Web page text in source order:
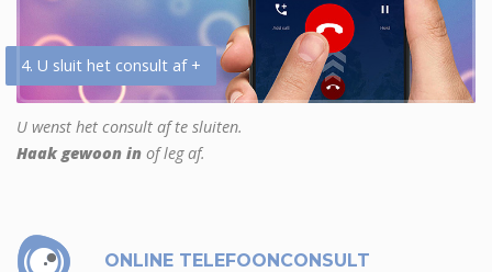
4. U sluit het consult af +
U wenst het consult af te sluiten.
Haak gewoon in of leg af.
ONLINE TELEFOONCONSULT